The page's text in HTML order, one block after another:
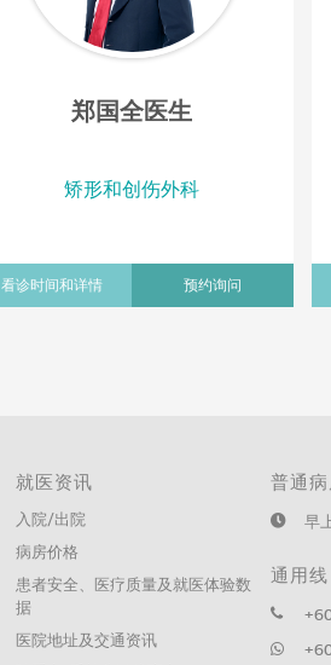
郑国全医生
矫形和创伤外科
看诊时间和详情 预约询问
就医资讯
入院/出院
病房价格
患者安全、医疗质量及就医体验数
据
医院地址及交通资讯
普通病
早
通用线